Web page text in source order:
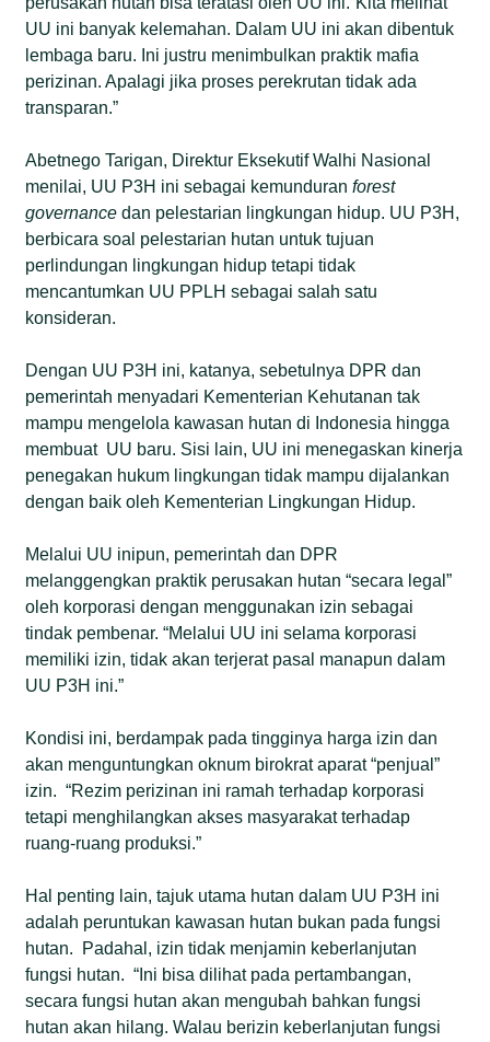
UU ini banyak kelemahan. Dalam UU ini akan dibentuk
lembaga baru. Ini justru menimbulkan praktik mafia
perizinan. Apalagi jika proses perekrutan tidak ada
transparan.”
Abetnego Tarigan, Direktur Eksekutif Walhi Nasional
menilai, UU P3H ini sebagai kemunduranforest
governancedan pelestarian lingkungan hidup. UU P3H,
berbicara soal pelestarian hutan untuk tujuan
perlindungan lingkungan hidup tetapi tidak
mencantumkan UU PPLH sebagai salah satu
konsideran.
Dengan UU P3H ini, katanya, sebetulnya DPR dan
pemerintah menyadari Kementerian Kehutanan tak
mampu mengelola kawasan hutan di Indonesia hingga
membuat UU baru. Sisi lain, UU ini menegaskan kinerja
penegakan hukum lingkungan tidak mampu dijalankan
dengan baik oleh Kementerian Lingkungan Hidup.
Melalui UU inipun, pemerintah dan DPR
melanggengkan praktik perusakan hutan “secara legal”
oleh korporasi dengan menggunakan izin sebagai
tindak pembenar. “Melalui UU ini selama korporasi
memiliki izin, tidak akan terjerat pasal manapun dalam
UU P3H ini.”
Kondisi ini, berdampak pada tingginya harga izin dan
akan menguntungkan oknum birokrat aparat “penjual”
izin. “Rezim perizinan ini ramah terhadap korporasi
tetapi menghilangkan akses masyarakat terhadap
ruang-ruang produksi.”
Hal penting lain, tajuk utama hutan dalam UU P3H ini
adalah peruntukan kawasan hutan bukan pada fungsi
hutan. Padahal, izin tidak menjamin keberlanjutan
fungsi hutan. “Ini bisa dilihat pada pertambangan,
secara fungsi hutan akan mengubah bahkan fungsi
hutan akan hilang. Walau berizin keberlanjutan fungsi